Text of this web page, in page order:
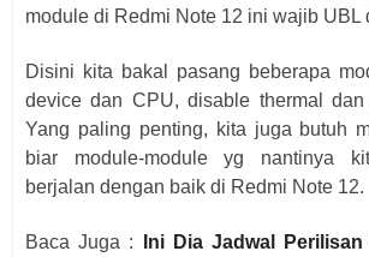
module di Redmi Note 12 ini wajib UBL
Disini kita bakal pasang beberapa
device dan CPU, disable thermal
Yang paling penting, kita juga butuh
biar module-module yg nantinya
berjalan dengan baik di Redmi Note 12.
Baca Juga :
Ini Dia Jadwal